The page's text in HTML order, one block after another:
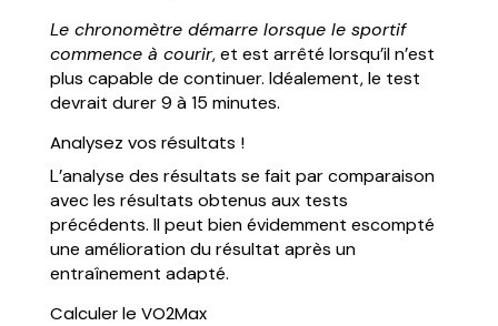
Le chronomètre démarre lorsque le sportif
commence à courir, et est arrêté lorsqu’il n’est
plus capable de continuer. Idéalement, le test
devrait durer 9 à 15 minutes.
Analysez vos résultats !
L’analyse des résultats se fait par comparaison
avec les résultats obtenus aux tests
précédents. Il peut bien évidemment escompté
une amélioration du résultat après un
entraînement adapté.
Calculer le VO2Max